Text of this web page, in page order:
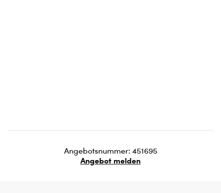
Angebotsnummer: 451695
Angebot melden